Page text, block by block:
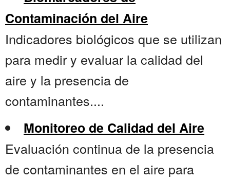
Contaminación del Aire
Indicadores biológicos que se utilizan
para medir y evaluar la calidad del
aire y la presencia de
contaminantes....
Monitoreo de Calidad del Aire
Evaluación continua de la presencia
de contaminantes en el aire para